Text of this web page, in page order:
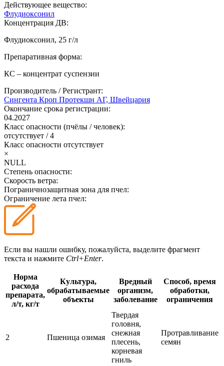
Действующее вещество:
Флудиоксонил
Концентрация ДВ:
Флудиоксонил, 25 г/л
Препаративная форма:
КС – концентрат суспензии
Производитель / Регистрант:
Сингента Кроп Протекшн АГ, Швейцария
Окончание срока регистрации:
04.2027
Класс опасности (пчёлы / человек):
отсутствует /4
Класс опасности отсутствует
×
NULL
Степень опасности:
Скорость ветра:
Пограничнозащитная зона для пчел:
Ограничение лета пчел:
Если вы нашли ошибку, пожалуйста, выделите фрагмент
текста и нажмите Ctrl+Enter.
Норма
расхода
препарата,
л/т, кг/т
Культура,
обрабатываемые
объекты
Вредный
организм,
заболевание
Способ, время
обработки,
ограничения
2 Пшеница озимая
Твердая
головня,
снежная
плесень,
корневая
гниль
Протравливание
семян